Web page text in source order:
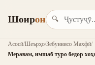
Шоирон 🔍
Асосӣ/Шеърҳо/Зебуннисо Махфӣ/
Меравам, имшаб туро бедор